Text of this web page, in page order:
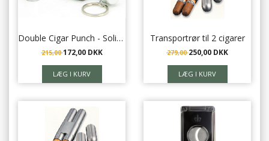
Double Cigar Punch - Solingen Blade - Adorini - Silver
215,00172,00 DKK
Transportrør til 2 cigarer
279,00250,00 DKK